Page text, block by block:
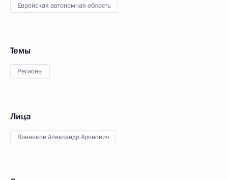
Еврейская автономная область
Темы
Регионы
Лица
Винников Александр Аронович